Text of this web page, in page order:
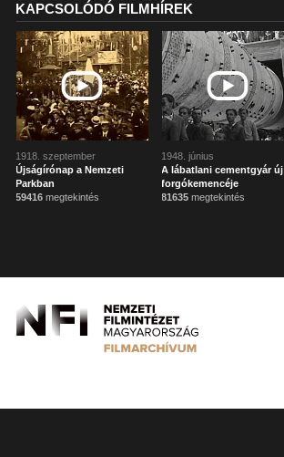
KAPCSOLÓDÓ FILMHÍREK
1918. szeptember
Újságírónap a Nemzeti
Parkban
59416 megtekintés
1948. június
A lábatlani cementgyár új
forgókemencéje
81635 megtekintés